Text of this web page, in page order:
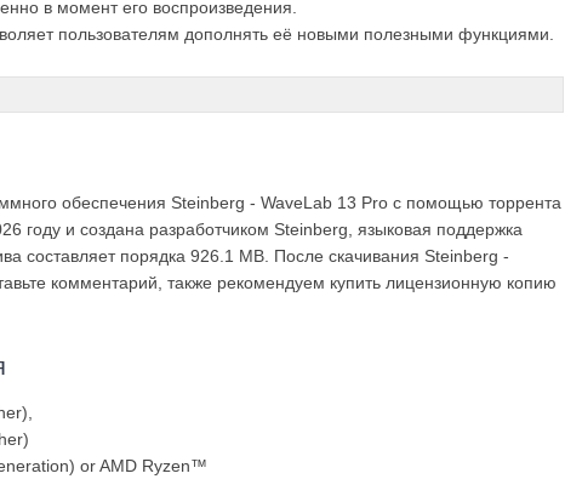
в момент его воспроизведения.
пользователям дополнять её новыми полезными функциями.
обеспечения Steinberg - WaveLab 13 Pro с помощью торрента
году и создана разработчиком Steinberg, языковая поддержка
составляет порядка 926.1 MB. После скачивания Steinberg -
комментарий, также рекомендуем купить лицензионную копию
or AMD Ryzen™